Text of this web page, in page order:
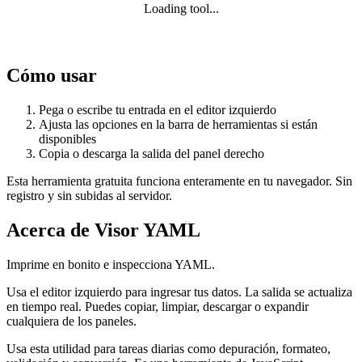
Loading tool...
Cómo usar
Pega o escribe tu entrada en el editor izquierdo
Ajusta las opciones en la barra de herramientas si están
disponibles
Copia o descarga la salida del panel derecho
Esta herramienta gratuita funciona enteramente en tu navegador. Sin
registro y sin subidas al servidor.
Acerca de Visor YAML
Imprime en bonito e inspecciona YAML.
Usa el editor izquierdo para ingresar tus datos. La salida se actualiza
en tiempo real. Puedes copiar, limpiar, descargar o expandir
cualquiera de los paneles.
Usa esta utilidad para tareas diarias como depuración, formateo,